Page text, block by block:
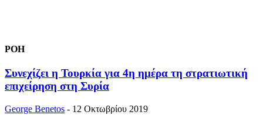
ΡΟΗ
Συνεχίζει η Τουρκία για 4η ημέρα τη στρατιωτική
επιχείρηση στη Συρία
George Benetos - 12 Οκτωβρίου 2019